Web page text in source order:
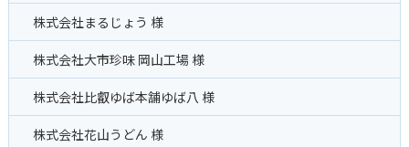
株式会社まるじょう 様
株式会社大市珍味 岡山工場 様
株式会社比叡ゆば本舗ゆば八 様
株式会社花山うどん 様